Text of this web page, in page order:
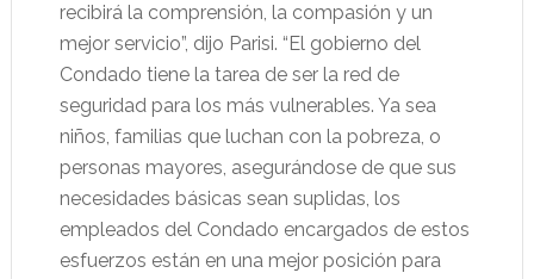
recibirá la comprensión, la compasión y un
mejor servicio”, dijo Parisi. “El gobierno del
Condado tiene la tarea de ser la red de
seguridad para los más vulnerables. Ya sea
niños, familias que luchan con la pobreza, o
personas mayores, asegurándose de que sus
necesidades básicas sean suplidas, los
empleados del Condado encargados de estos
esfuerzos están en una mejor posición para